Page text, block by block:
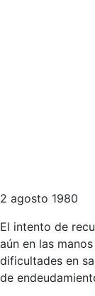
2 agosto 1980
El intento de
aún en las
dificultades en
de